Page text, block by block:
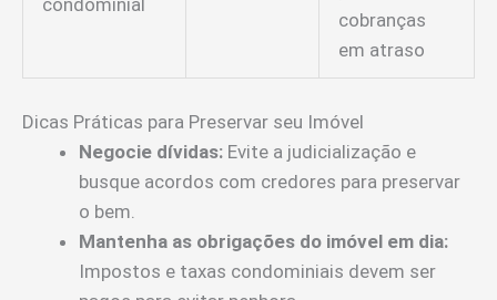
condominial
cobranças
em atraso
Dicas Práticas para Preservar seu Imóvel
Negocie dívidas: Evite a judicialização e
busque acordos com credores para preservar
o bem.
Mantenha as obrigações do imóvel em dia:
Impostos e taxas condominiais devem ser